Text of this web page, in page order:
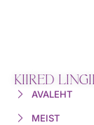
KIIRED
AVALEHT
MEIST